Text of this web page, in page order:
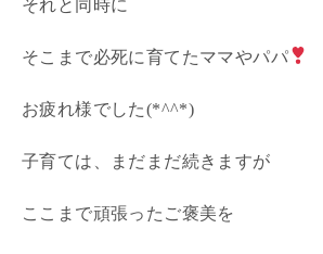
それと同時に
そこまで必死に育てたママやパパ
お疲れ様でした(*^^*)
子育ては、まだまだ続きますが
ここまで頑張ったご褒美を